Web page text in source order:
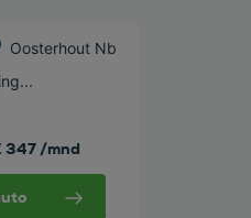
Oosterhout Nb
347 /mnd